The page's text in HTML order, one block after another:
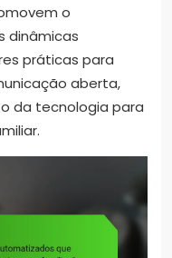
o
dinâmicas
práticas para
aberta,
da tecnologia para